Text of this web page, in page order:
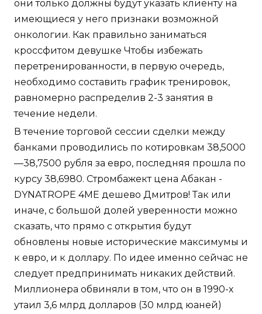
они только должны будут указать клиенту на
имеющиеся у него признаки возможной
онкологии. Как правильно заниматься
кроссфитом девушке Чтобы избежать
перетренированности, в первую очередь,
необходимо составить график тренировок,
равномерно распределив 2-3 занятия в
течение недели.
В течение торговой сессии сделки между
банками проводились по котировкам 38,5000
—38,7500 рубля за евро, последняя прошла по
курсу 38,6980. Стромбажект цена Абакан -
DYNATROPE 4ME дешево Дмитров! Так или
иначе, с большой долей уверенности можно
сказать, что прямо с открытия будут
обновлены новые исторические максимумы и
к евро, и к доллару. По идее именно сейчас не
следует предпринимать никаких действий.
Миллионера обвиняли в том, что он в 1990-х
утаил 3,6 млрд долларов (30 млрд юаней)